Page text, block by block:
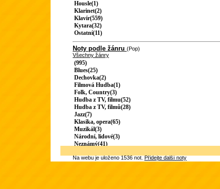
Housle(1)
Klarinet(2)
Klavír(559)
Kytara(32)
Ostatní(11)
Noty podle žánru (Pop)
Všechny žánry
(995)
Blues(25)
Dechovka(2)
Filmová Hudba(1)
Folk, Country(3)
Hudba z TV, filmu(52)
Hudba z TV, filmů(28)
Jazz(7)
Klasika, opera(65)
Muzikál(3)
Národní, lidové(3)
Neznámý(41)
Na webu je uloženo 1536 not.Přidejte další noty